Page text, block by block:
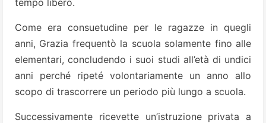
Come era consuetudine per le ragazze in quegli
anni, Grazia frequentò la scuola solamente fino alle
elementari, concludendo i suoi studi all’età di undici
anni perché ripeté volontariamente un anno allo
scopo di trascorrere un periodo più lungo a scuola.
Successivamente ricevette un’istruzione privata a